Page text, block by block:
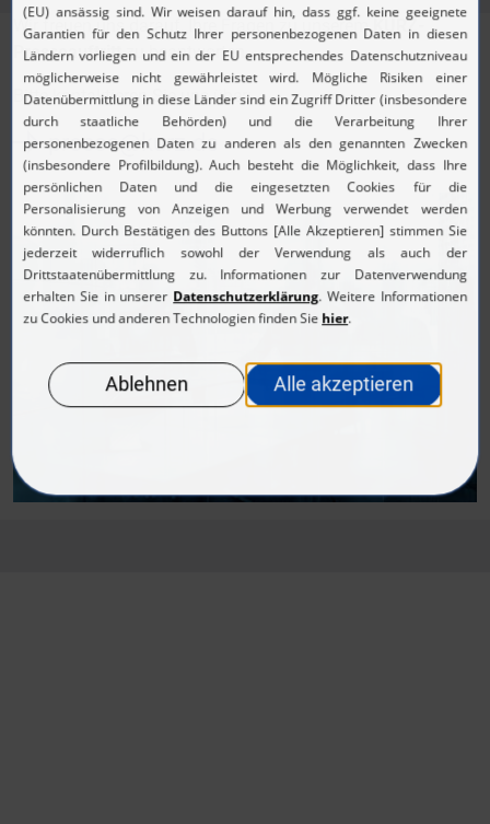
Wir freuen uns darauf, Ihre Fragen zu unserem KURZ-
Presseauftrittzu beantworten.
Bitte kontaktieren Sie uns über:
presse@kurz.de